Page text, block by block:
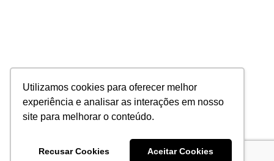
Utilizamos cookies para oferecer melhor
experiência e analisar as interações em nosso
site para melhorar o conteúdo.
Recusar Cookies Aceitar Cookies